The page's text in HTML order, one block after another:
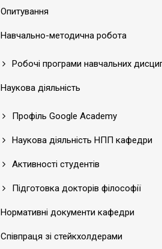
Опитування
Навчально-методична робота
Робочі програми навчальних
Наукова діяльність
Профіль Google Academy
Наукова діяльність НПП кафедри
Активності студентів
Підготовка докторів філософії
Нормативні документи кафедри
Співпраця зі стейкхолдерами